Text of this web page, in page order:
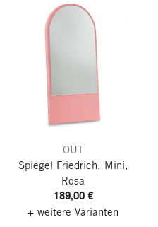
OUT
Spiegel Friedrich, Mini,
Rosa
189,00 €
+ weitere Varianten